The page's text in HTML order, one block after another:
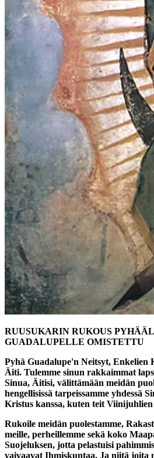
RUUSUKARIN RUKOUS
GUADALUPELLE OMISTETTU
Pyhä Guadalupe'n Neitsyt,
Äiti. Tulemme sinun rakkaimmat
Sinua, Äitisi, välittämään meidän
hengellisissä tarpeissamme yhdessä
Kristus kanssa, kuten teit
Rukoile meidän puolestamme,
meille, perheillemme sekä koko
Suojeluksen, jotta pelastuisi
vaivaavat Ihmiskuntaa. Ja niitä joita